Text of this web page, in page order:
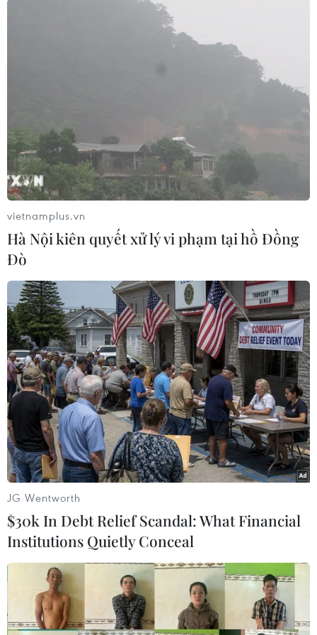
#Boris Johnson #Đảng Bảo thủ
#Đảng cầm quyền
#Bỏ phiếu
Anh
TIN LIÊN QUAN
Sự ra đi của ông Boris Johnson chứng
minh nước Anh chưa tê liệt
vietnamplus.vn
Hà Nội kiên quyết xử lý vi phạm tại hồ Đồng
Đò
JG Wentworth
$30k In Debt Relief Scandal: What Financial
Institutions Quietly Conceal